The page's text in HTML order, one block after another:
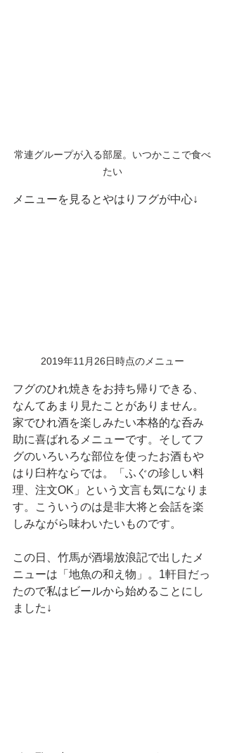
常連グループが入る部屋。いつかここで食べ
たい
メニューを見るとやはりフグが中心↓
2019年11月26日時点のメニュー
フグのひれ焼きをお持ち帰りできる、
なんてあまり見たことがありません。
家でひれ酒を楽しみたい本格的な呑み
助に喜ばれるメニューです。そしてフ
グのいろいろな部位を使ったお酒もや
はり臼杵ならでは。「ふぐの珍しい料
理、注文OK」という文言も気になりま
す。こういうのは是非大将と会話を楽
しみながら味わいたいものです。
この日、竹馬が酒場放浪記で出したメ
ニューは「地魚の和え物」。1軒目だっ
たので私はビールから始めることにし
ました↓